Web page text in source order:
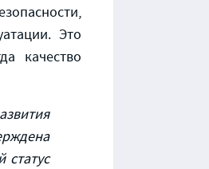
Это
качество